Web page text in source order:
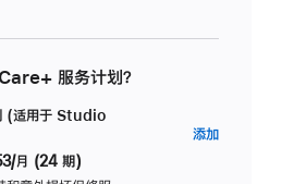
服务计划？
(适用于 Studio
月 (24 期)
添加